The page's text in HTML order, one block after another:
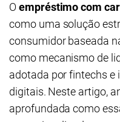
O empréstimo com
como uma solução
consumidor baseada
como mecanismo de
adotada por fintechs
digitais. Neste artigo,
aprofundada como